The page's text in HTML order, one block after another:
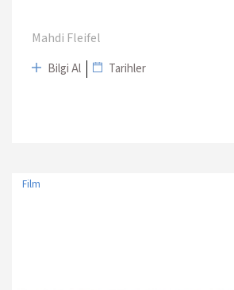
Mahdi Fleifel
Bilgi Al Tarihler
Film